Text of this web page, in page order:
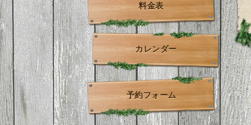
料金表
カレンダー
予約フォーム